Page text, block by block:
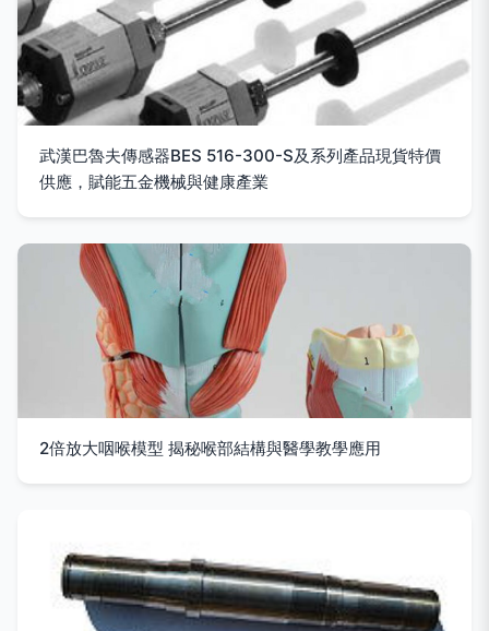
武漢巴魯夫傳感器BES 516-300-S及系列產品現貨特價
供應，賦能五金機械與健康產業
2倍放大咽喉模型 揭秘喉部結構與醫學教學應用